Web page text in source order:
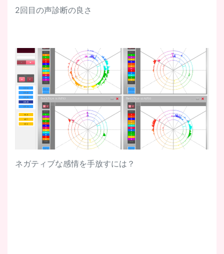
2回目の声診断の良さ
ネガティブな感情を手放すには？